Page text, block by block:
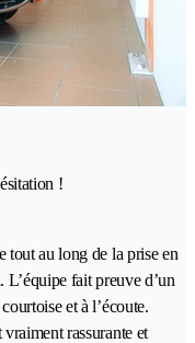
!
tout au long de la prise en
fait preuve d’un
et à l’écoute.
rassurante et